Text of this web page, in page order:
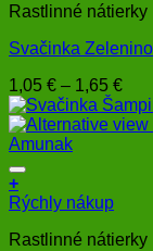
má
variantov.
si
môžete
vybrať
na
stránke
produktu.
Rastlinné nátierky
Svačinka
1,05 € – 1,65 €Price
+
Tento
má
Rýchly nákup
Rastlinné nátierky